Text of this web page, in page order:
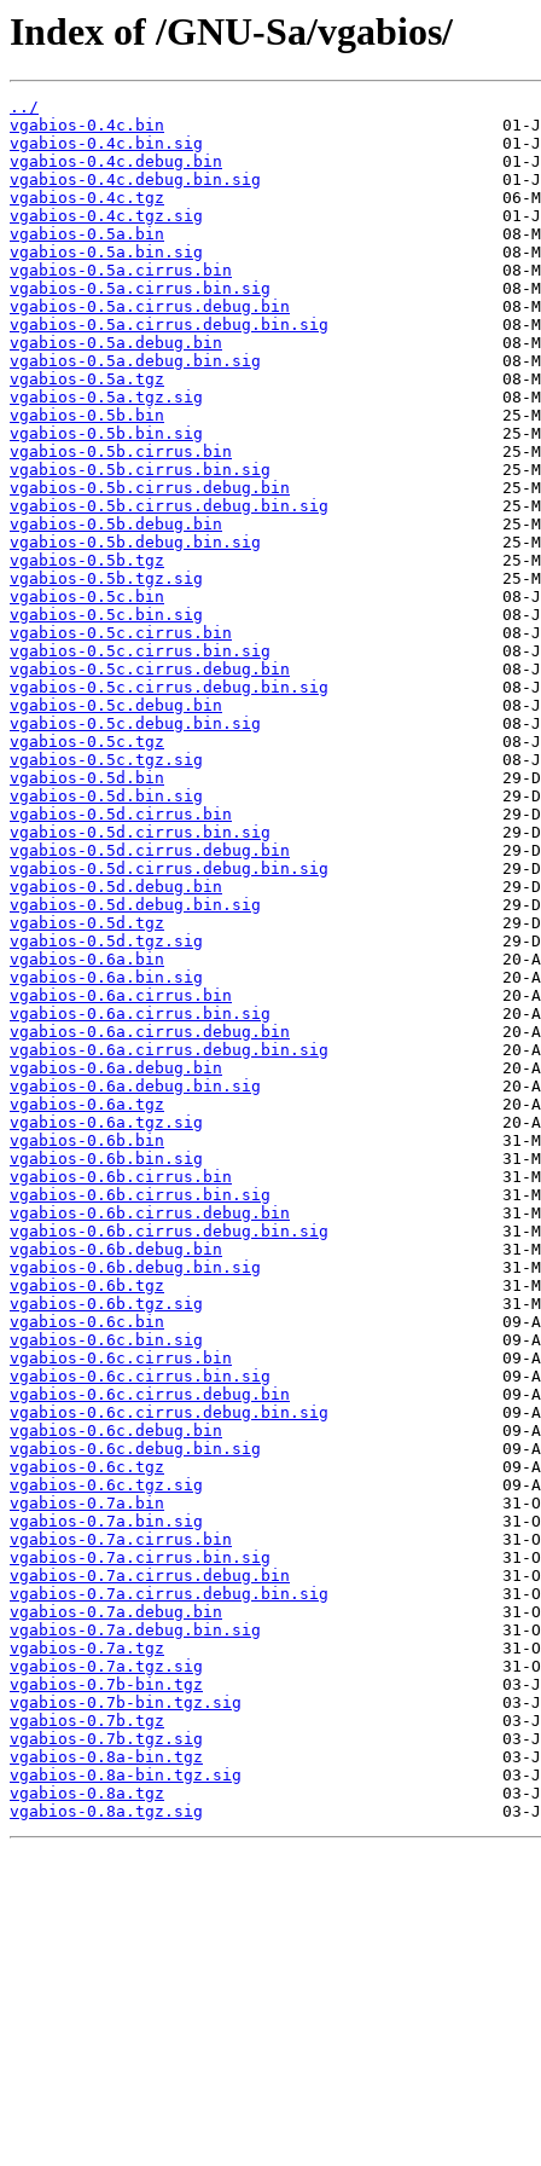
Index of /GNU-Sa/vgabios/
../
vgabios-0.4c.bin
vgabios-0.4c.bin.sig
vgabios-0.4c.debug.bin
vgabios-0.4c.debug.bin.sig
vgabios-0.4c.tgz
vgabios-0.4c.tgz.sig
vgabios-0.5a.bin
vgabios-0.5a.bin.sig
vgabios-0.5a.cirrus.bin
vgabios-0.5a.cirrus.bin.sig
vgabios-0.5a.cirrus.debug.bin
vgabios-0.5a.cirrus.debug.bin.sig
vgabios-0.5a.debug.bin
vgabios-0.5a.debug.bin.sig
vgabios-0.5a.tgz
vgabios-0.5a.tgz.sig
vgabios-0.5b.bin
vgabios-0.5b.bin.sig
vgabios-0.5b.cirrus.bin
vgabios-0.5b.cirrus.bin.sig
vgabios-0.5b.cirrus.debug.bin
vgabios-0.5b.cirrus.debug.bin.sig
vgabios-0.5b.debug.bin
vgabios-0.5b.debug.bin.sig
vgabios-0.5b.tgz
vgabios-0.5b.tgz.sig
vgabios-0.5c.bin
vgabios-0.5c.bin.sig
vgabios-0.5c.cirrus.bin
vgabios-0.5c.cirrus.bin.sig
vgabios-0.5c.cirrus.debug.bin
vgabios-0.5c.cirrus.debug.bin.sig
vgabios-0.5c.debug.bin
vgabios-0.5c.debug.bin.sig
vgabios-0.5c.tgz
vgabios-0.5c.tgz.sig
vgabios-0.5d.bin
vgabios-0.5d.bin.sig
vgabios-0.5d.cirrus.bin
vgabios-0.5d.cirrus.bin.sig
vgabios-0.5d.cirrus.debug.bin
vgabios-0.5d.cirrus.debug.bin.sig
vgabios-0.5d.debug.bin
vgabios-0.5d.debug.bin.sig
vgabios-0.5d.tgz
vgabios-0.5d.tgz.sig
vgabios-0.6a.bin
vgabios-0.6a.bin.sig
vgabios-0.6a.cirrus.bin
vgabios-0.6a.cirrus.bin.sig
vgabios-0.6a.cirrus.debug.bin
vgabios-0.6a.cirrus.debug.bin.sig
vgabios-0.6a.debug.bin
vgabios-0.6a.debug.bin.sig
vgabios-0.6a.tgz
vgabios-0.6a.tgz.sig
vgabios-0.6b.bin
vgabios-0.6b.bin.sig
vgabios-0.6b.cirrus.bin
vgabios-0.6b.cirrus.bin.sig
vgabios-0.6b.cirrus.debug.bin
vgabios-0.6b.cirrus.debug.bin.sig
vgabios-0.6b.debug.bin
vgabios-0.6b.debug.bin.sig
vgabios-0.6b.tgz
vgabios-0.6b.tgz.sig
vgabios-0.6c.bin
vgabios-0.6c.bin.sig
vgabios-0.6c.cirrus.bin
vgabios-0.6c.cirrus.bin.sig
vgabios-0.6c.cirrus.debug.bin
vgabios-0.6c.cirrus.debug.bin.sig
vgabios-0.6c.debug.bin
vgabios-0.6c.debug.bin.sig
vgabios-0.6c.tgz
vgabios-0.6c.tgz.sig
vgabios-0.7a.bin
vgabios-0.7a.bin.sig
vgabios-0.7a.cirrus.bin
vgabios-0.7a.cirrus.bin.sig
vgabios-0.7a.cirrus.debug.bin
vgabios-0.7a.cirrus.debug.bin.sig
vgabios-0.7a.debug.bin
vgabios-0.7a.debug.bin.sig
vgabios-0.7a.tgz
vgabios-0.7a.tgz.sig
vgabios-0.7b-bin.tgz
vgabios-0.7b-bin.tgz.sig
vgabios-0.7b.tgz
vgabios-0.7b.tgz.sig
vgabios-0.8a-bin.tgz
vgabios-0.8a-bin.tgz.sig
vgabios-0.8a.tgz
vgabios-0.8a.tgz.sig